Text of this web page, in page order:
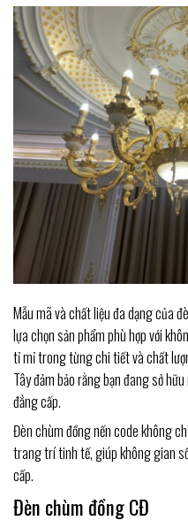
Mẫu mã và chất liệu đa dạng của
lựa chọn sản phẩm phù hợp với
tỉ mỉ trong từng chi tiết và chất
Tây đảm bảo rằng bạn đang sở
đẳng cấp.
Đèn chùm đồng nến code không
trang trí tinh tế, giúp không gian
cấp.
Đèn chùm đồng CĐ